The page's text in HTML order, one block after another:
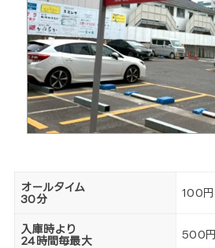
オールタイム
30分
100円
入庫時より
24時間毎最大
500円